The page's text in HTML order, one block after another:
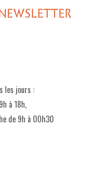
les jours :
à 18h,
de 9h à 00h30